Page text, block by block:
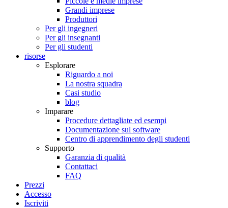
Grandi imprese
Produttori
Per gli ingegneri
Per gli insegnanti
Per gli studenti
risorse
Esplorare
Riguardo a noi
La nostra squadra
Casi studio
blog
Imparare
Procedure dettagliate ed esempi
Documentazione sul software
Centro di apprendimento degli studenti
Supporto
Garanzia di qualità
Contattaci
FAQ
Prezzi
Accesso
Iscriviti